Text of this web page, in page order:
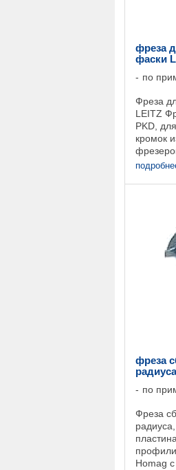
фреза
фаски
по
Фреза
LEITZ
PKD,
кромок
фреза
по
Фреза
Homag